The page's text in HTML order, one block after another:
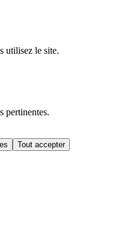
utilisez le site.
pertinentes.
Tout accepter